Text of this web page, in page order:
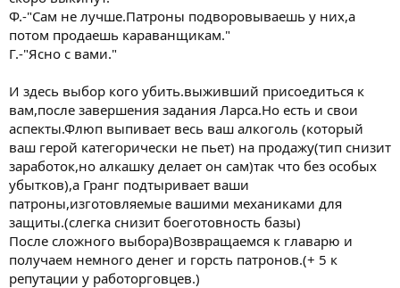
Ф.-"Сам не лучше.Патроны подворовываешь у них,а
потом продаешь караванщикам."
Г.-"Ясно с вами."
И здесь выбор кого убить.выживший присоедиться к
вам,после завершения задания Ларса.Но есть и свои
аспекты.Флюп выпивает весь ваш алкоголь (который
ваш герой категорически не пьет) на продажу(тип снизит
заработок,но алкашку делает он сам)так что без особых
убытков),а Гранг подтыривает ваши
патроны,изготовляемые вашими механиками для
защиты.(слегка снизит боеготовность базы)
После сложного выбора)Возвращаемся к главарю и
получаем немного денег и горсть патронов.(+ 5 к
репутации у работорговцев.)